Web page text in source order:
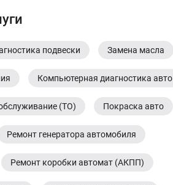
подвески Замена масла
Компьютерная диагностика авто
(ТО) Покраска авто
Ремонт генератора автомобиля
Ремонт коробки автомат (АКПП)